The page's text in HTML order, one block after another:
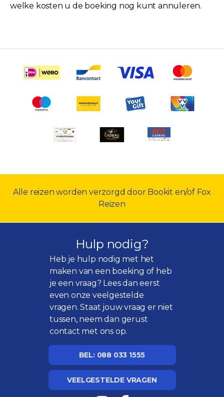
welke kosten u de boeking nog kunt annuleren.
Alle reizen worden verzorgd door Bookit en/of Fox
Reizen
Hulp nodig?
Heb je hulp nodig met het
maken van een boeking of heb
je een vraag? Lees dan eerst
even onzeveelgestelde
vragen. Staat jouw vraag er niet
tussen, neem dan gerust
contact met ons op.
BEL: 088 033 1555
VEELGESTELDE VRAGEN